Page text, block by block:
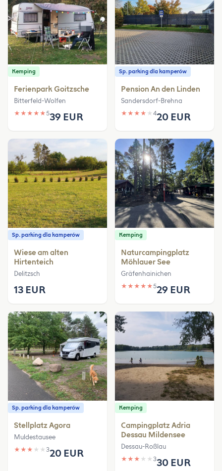
Kemping
Ferienpark Goitzsche
Bitterfeld-Wolfen
★ ★ ★ ★ ★539 EUR
Sp. parking dla kamperów
Pension An den Linden
Sandersdorf-Brehna
★ ★ ★ ★ ★ 420 EUR
Sp. parking dla kamperów
Wiese am alten
Hirtenteich
Delitzsch
13 EUR
Kemping
Naturcampingplatz
Möhlauer See
Gräfenhainichen
★ ★ ★ ★ ★529 EUR
Sp. parking dla kamperów
Stellplatz Agora
Muldestausee
★ ★ ★ ★ ★ 320 EUR
Kemping
Campingplatz Adria
Dessau Mildensee
Dessau-Roßlau
★ ★ ★ ★ ★ 330 EUR